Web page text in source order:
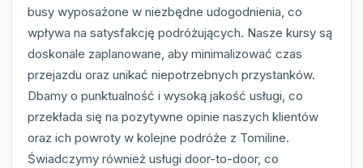
busy wyposażone w niezbędne udogodnienia, co
wpływa na satysfakcję podróżujących. Nasze kursy są
doskonale zaplanowane, aby minimalizować czas
przejazdu oraz unikać niepotrzebnych przystanków.
Dbamy o punktualność i wysoką jakość usługi, co
przekłada się na pozytywne opinie naszych klientów
oraz ich powroty w kolejne podróże z Tomiline.
Świadczymy również usługi door-to-door, co